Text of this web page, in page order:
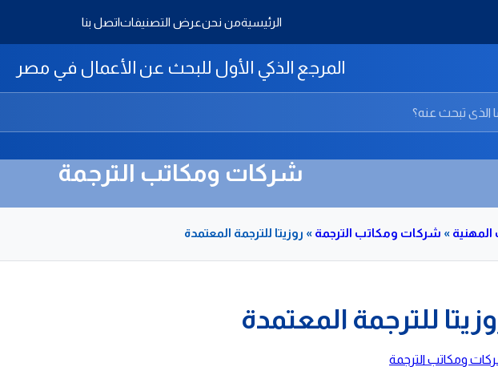
الرئيسيةمن نحنعرض التصنيفاتاتصل بنا
المرجع الذكي الأول للبحث عن الأعمال في مصر
شركات ومكاتب الترجمة
» شركات ومكاتب الترجمة » روزيتا للترجمة المعتمدة
للترجمة المعتمدة
ومكاتب الترجمة